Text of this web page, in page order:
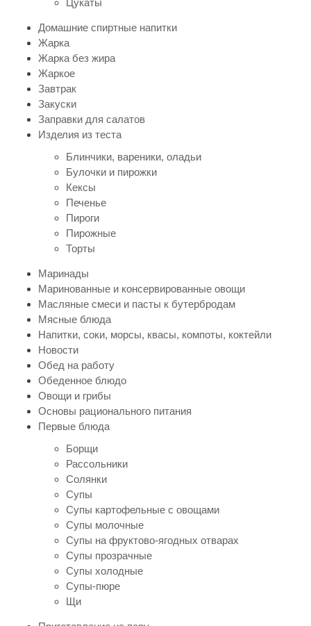
Цукаты
Домашние спиртные напитки
Жарка
Жарка без жира
Жаркое
Завтрак
Закуски
Заправки для салатов
Изделия из теста
Блинчики, вареники, оладьи
Булочки и пирожки
Кексы
Печенье
Пироги
Пирожные
Торты
Маринады
Маринованные и консервированные овощи
Масляные смеси и пасты к бутербродам
Мясные блюда
Напитки, соки, морсы, квасы, компоты, коктейли
Новости
Обед на работу
Обеденное блюдо
Овощи и грибы
Основы рационального питания
Первые блюда
Борщи
Рассольники
Солянки
Супы
Супы картофельные с овощами
Супы молочные
Супы на фруктово-ягодных отварах
Супы прозрачные
Супы холодные
Супы-пюре
Щи